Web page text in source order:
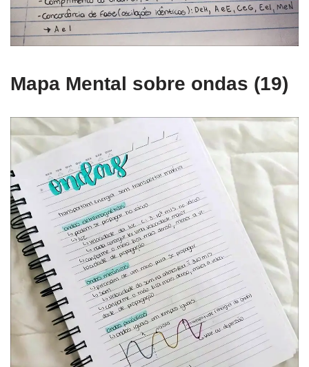
Mapa Mental sobre ondas (19)